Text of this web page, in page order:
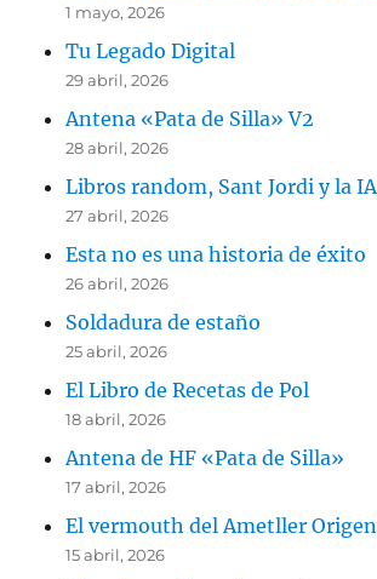
1 mayo, 2026
Tu Legado Digital
29 abril, 2026
Antena «Pata de Silla» V2
28 abril, 2026
Libros random, Sant Jordi y la IA
27 abril, 2026
Esta no es una historia de éxito
26 abril, 2026
Soldadura de estaño
25 abril, 2026
El Libro de Recetas de Pol
18 abril, 2026
Antena de HF «Pata de Silla»
17 abril, 2026
El vermouth del Ametller Origen
15 abril, 2026